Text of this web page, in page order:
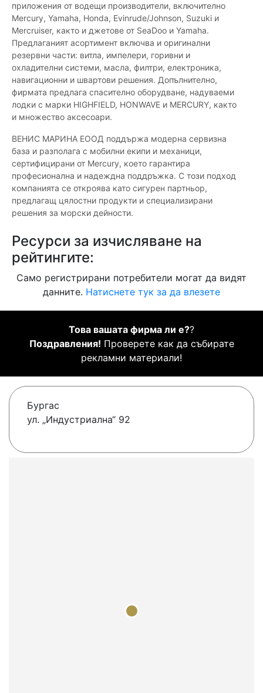
приложения от водещи производители, включително
Mercury, Yamaha, Honda, Evinrude/Johnson, Suzuki и
Mercruiser, както и джетове от SeaDoo и Yamaha.
Предлаганият асортимент включва и оригинални
резервни части: витла, импелери, горивни и
охладителни системи, масла, филтри, електроника,
навигационни и швартови решения. Допълнително,
фирмата предлага спасително оборудване, надуваеми
лодки с марки HIGHFIELD, HONWAVE и MERCURY, както
и множество аксесоари.
ВЕНИС МАРИНА ЕООД поддържа модерна сервизна
база и разполага с мобилни екипи и механици,
сертифицирани от Mercury, което гарантира
професионална и надеждна поддръжка. С този подход
компанията се откроява като сигурен партньор,
предлагащ цялостни продукти и специализирани
решения за морски дейности.
Ресурси за изчисляване на
рейтингите:
Само регистрирани потребители могат да видят
данните. Натиснете тук за да влезете
Това вашата фирма ли е??
Поздравления! Проверете как да събирате
рекламни материали!
Бургас
ул. „Индустриална“ 92